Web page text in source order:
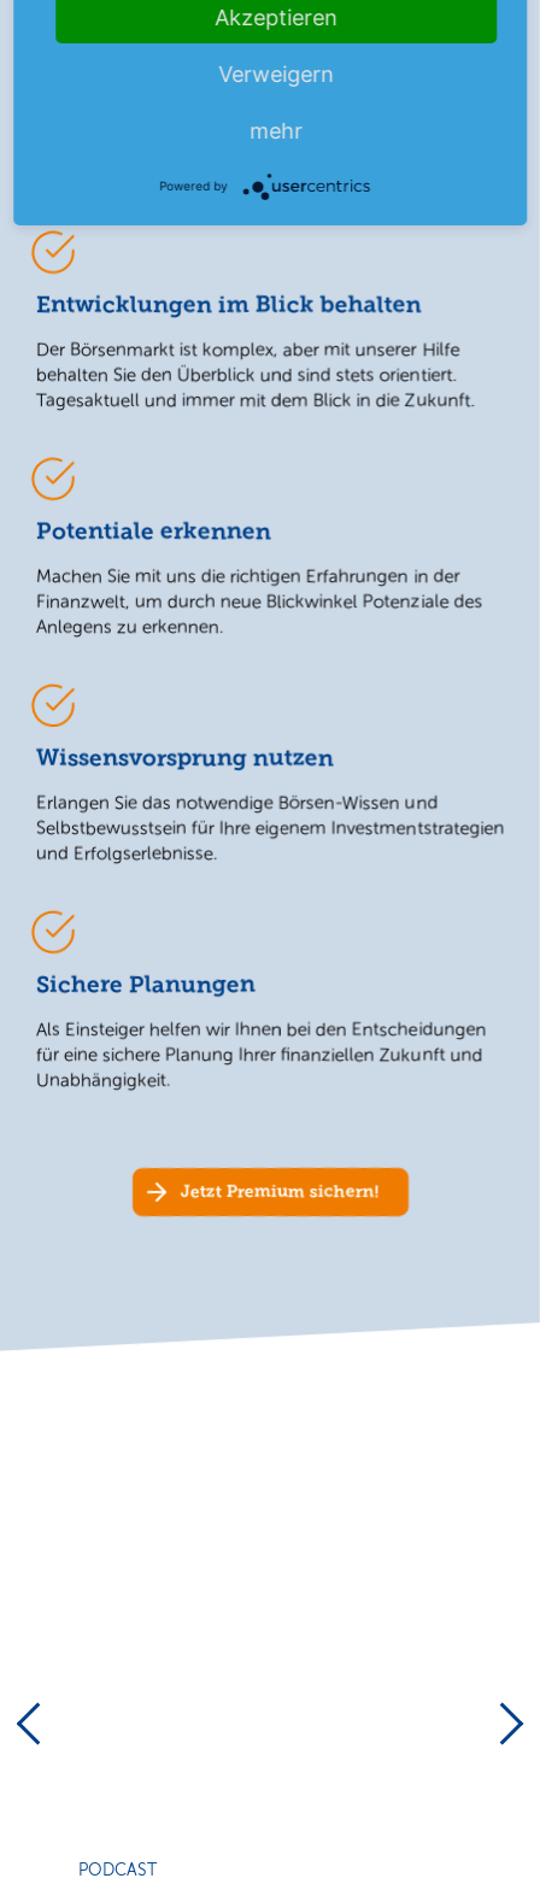
Kaufkraft. Unsere Investmentstrategien helfen Ihnen
Entwicklungen im Blick behalten
Der Börsenmarkt ist komplex, aber mit unserer Hilfe
behalten Sie den Überblick und sind stets orientiert.
Tagesaktuell und immer mit dem Blick in die Zukunft.
Potentiale erkennen
Machen Sie mit uns die richtigen Erfahrungen in der
Finanzwelt, um durch neue Blickwinkel Potenziale des
Anlegens zu erkennen.
Wissensvorsprung nutzen
Erlangen Sie das notwendige Börsen-Wissen und
Selbstbewusstsein für Ihre eigenem Investmentstrategien
und Erfolgserlebnisse.
Sichere Planungen
Als Einsteiger helfen wir Ihnen bei den Entscheidungen
für eine sichere Planung Ihrer finanziellen Zukunft und
Unabhängigkeit.
Jetzt Premium sichern!
PODCAST
Akzeptieren
Verweigern
mehr
Powered by